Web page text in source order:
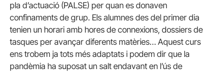
pla d’actuació (PALSE) per quan es donaven
confinaments de grup. Els alumnes des del primer dia
tenien un horari amb hores de connexions, dossiers de
tasques per avançar diferents matèries… Aquest curs
ens trobem ja tots més adaptats i podem dir que la
pandèmia ha suposat un salt endavant en l’ús de